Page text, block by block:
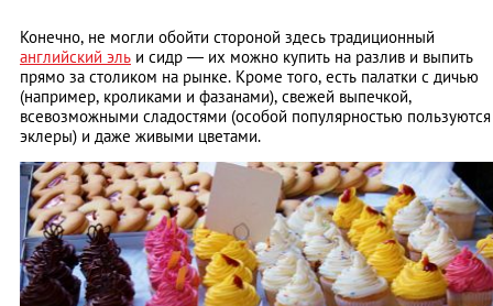
Конечно, не могли обойти стороной здесь традиционный
английский эль и сидр — их можно купить на разлив и выпить
прямо за столиком на рынке. Кроме того, есть палатки с дичью
(например, кроликами и фазанами), свежей выпечкой,
всевозможными сладостями (особой популярностью пользуются
эклеры) и даже живыми цветами.